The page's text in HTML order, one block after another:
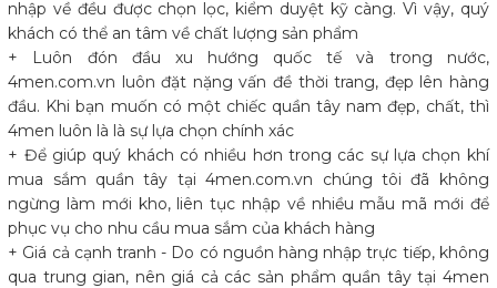
nhập về đều được chọn lọc, kiểm duyệt kỹ càng. Vì vậy, quý
khách có thể an tâm về chất lượng sản phẩm
+ Luôn đón đầu xu hướng quốc tế và trong nước,
4men.com.vn luôn đặt nặng vấn đề thời trang, đẹp lên hàng
đầu. Khi bạn muốn có một chiếc quần tây nam đẹp, chất, thì
4men luôn là là sự lựa chọn chính xác
+ Để giúp quý khách có nhiều hơn trong các sự lựa chọn khí
mua sắm quần tây tại 4men.com.vn chúng tôi đã không
ngừng làm mới kho, liên tục nhập về nhiều mẫu mã mới để
phục vụ cho nhu cầu mua sắm của khách hàng
+ Giá cả cạnh tranh - Do có nguồn hàng nhập trực tiếp, không
qua trung gian, nên giá cả các sản phẩm quần tây tại 4men